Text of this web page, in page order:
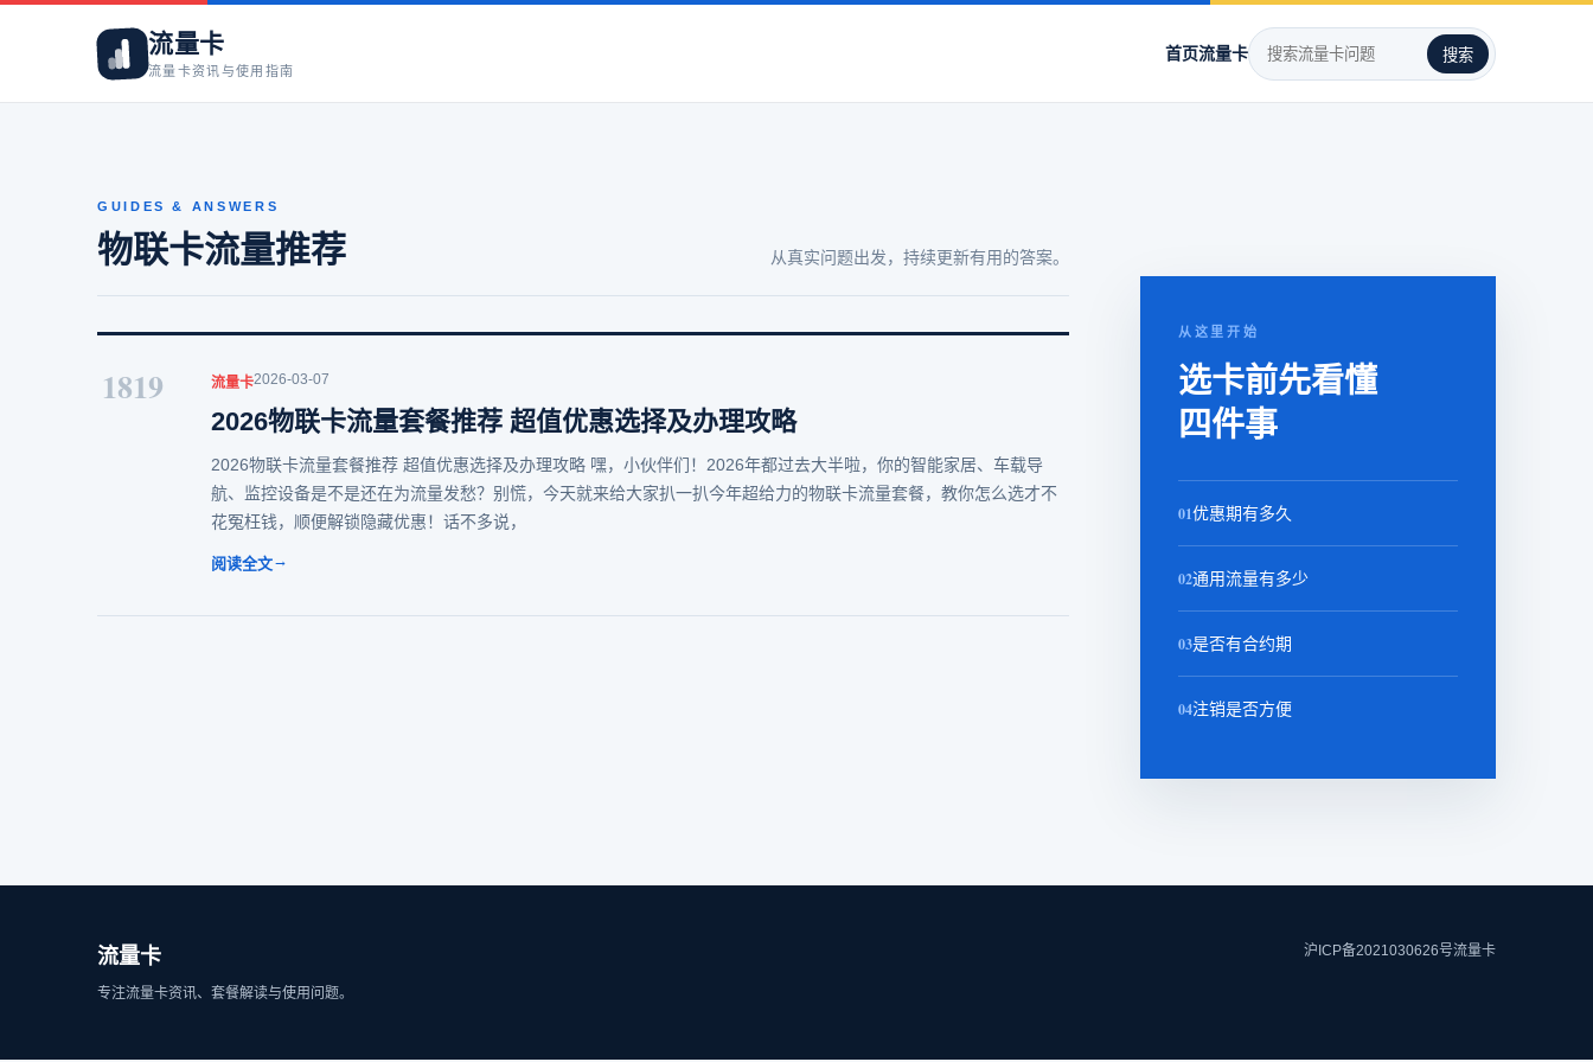
流量卡
流量卡资讯与使用指南
首页流量卡 搜索
GUIDES & ANSWERS
物联卡流量推荐 从真实问题出发，持续更新有用的答案。
1819 流量卡2026-03-07
2026物联卡流量套餐推荐 超值优惠选择及办理攻略
2026物联卡流量套餐推荐 超值优惠选择及办理攻略 嘿，小伙伴们！2026年都过去大半啦，你的智能家居、车载导
航、监控设备是不是还在为流量发愁？别慌，今天就来给大家扒一扒今年超给力的物联卡流量套餐，教你怎么选才不
花冤枉钱，顺便解锁隐藏优惠！话不多说，
阅读全文→
从这里开始
选卡前先看懂
四件事
01优惠期有多久
02通用流量有多少
03是否有合约期
04注销是否方便
流量卡
专注流量卡资讯、套餐解读与使用问题。
沪ICP备2021030626号流量卡